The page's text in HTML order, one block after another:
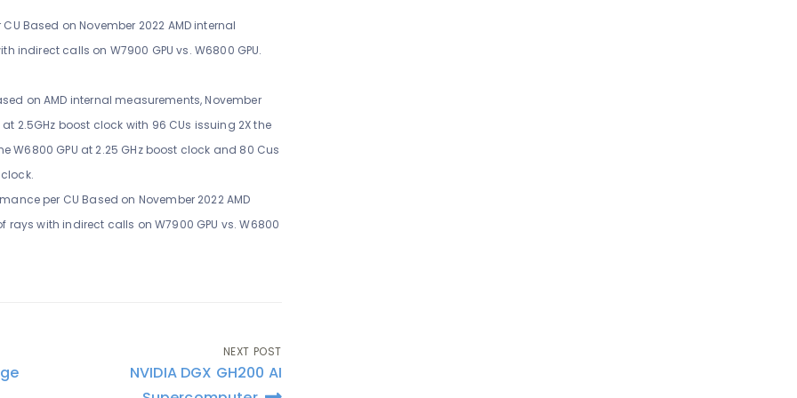
Based on November 2022 AMD internal
indirect calls on W7900 GPU vs. W6800 GPU.
on AMD internal measurements, November
2.5GHz boost clock with 96 CUs issuing 2X the
W6800 GPU at 2.25 GHz boost clock and 80 Cus
per CU Based on November 2022 AMD
with indirect calls on W7900 GPU vs. W6800
NEXT POST
NVIDIA DGX GH200 AI